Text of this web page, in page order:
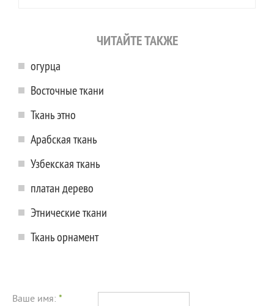
ЧИТАЙТЕ ТАКЖЕ
огурца
Восточные ткани
Ткань этно
Арабская ткань
Узбекская ткань
платан дерево
Этнические ткани
Ткань орнамент
Ваше имя: *